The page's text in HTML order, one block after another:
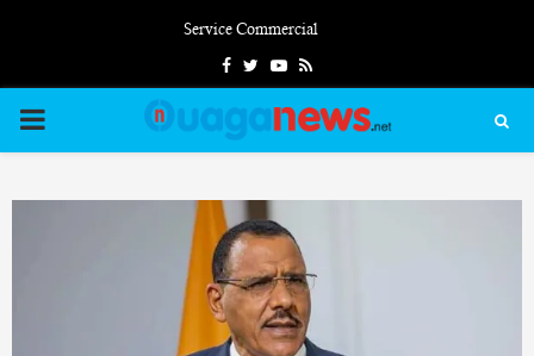
Service Commercial
FacebookTwitterYoutube
Rss
PRIMARY